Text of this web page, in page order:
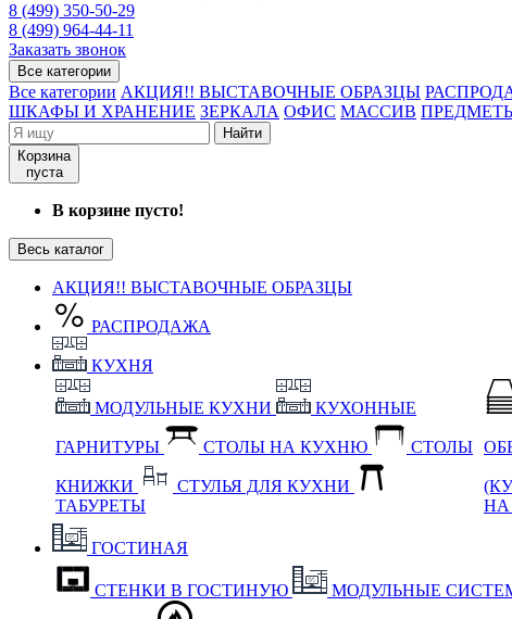
8 (499) 350-50-29
8 (499) 964-44-11
Заказать звонок
Все категории
Все категории АКЦИЯ!! ВЫСТАВОЧНЫЕ ОБРАЗЦЫ
ШКАФЫ И ХРАНЕНИЕ ЗЕРКАЛА ОФИС МАССИВ
Найти
Корзина
пуста
В корзине пусто!
Весь каталог
АКЦИЯ!! ВЫСТАВОЧНЫЕ ОБРАЗЦЫ
РАСПРОДАЖА
КУХНЯ
МОДУЛЬНЫЕ КУХНИ КУХОННЫЕ
ГАРНИТУРЫ СТОЛЫ НА КУХНЮ СТОЛЫ
КНИЖКИ
СТУЛЬЯ ДЛЯ КУХНИ
ТАБУРЕТЫ
ГОСТИНАЯ
СТЕНКИ В ГОСТИНУЮ МОДУЛЬНЫЕ